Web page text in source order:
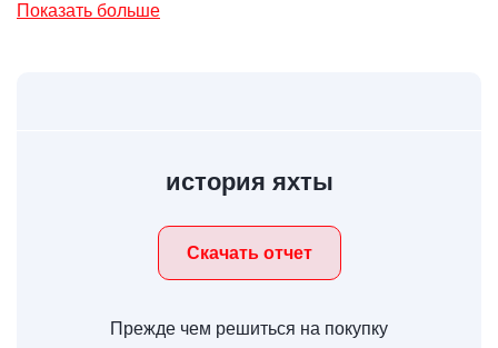
Показать больше
история яхты
Скачать отчет
Прежде чем решиться на покупку